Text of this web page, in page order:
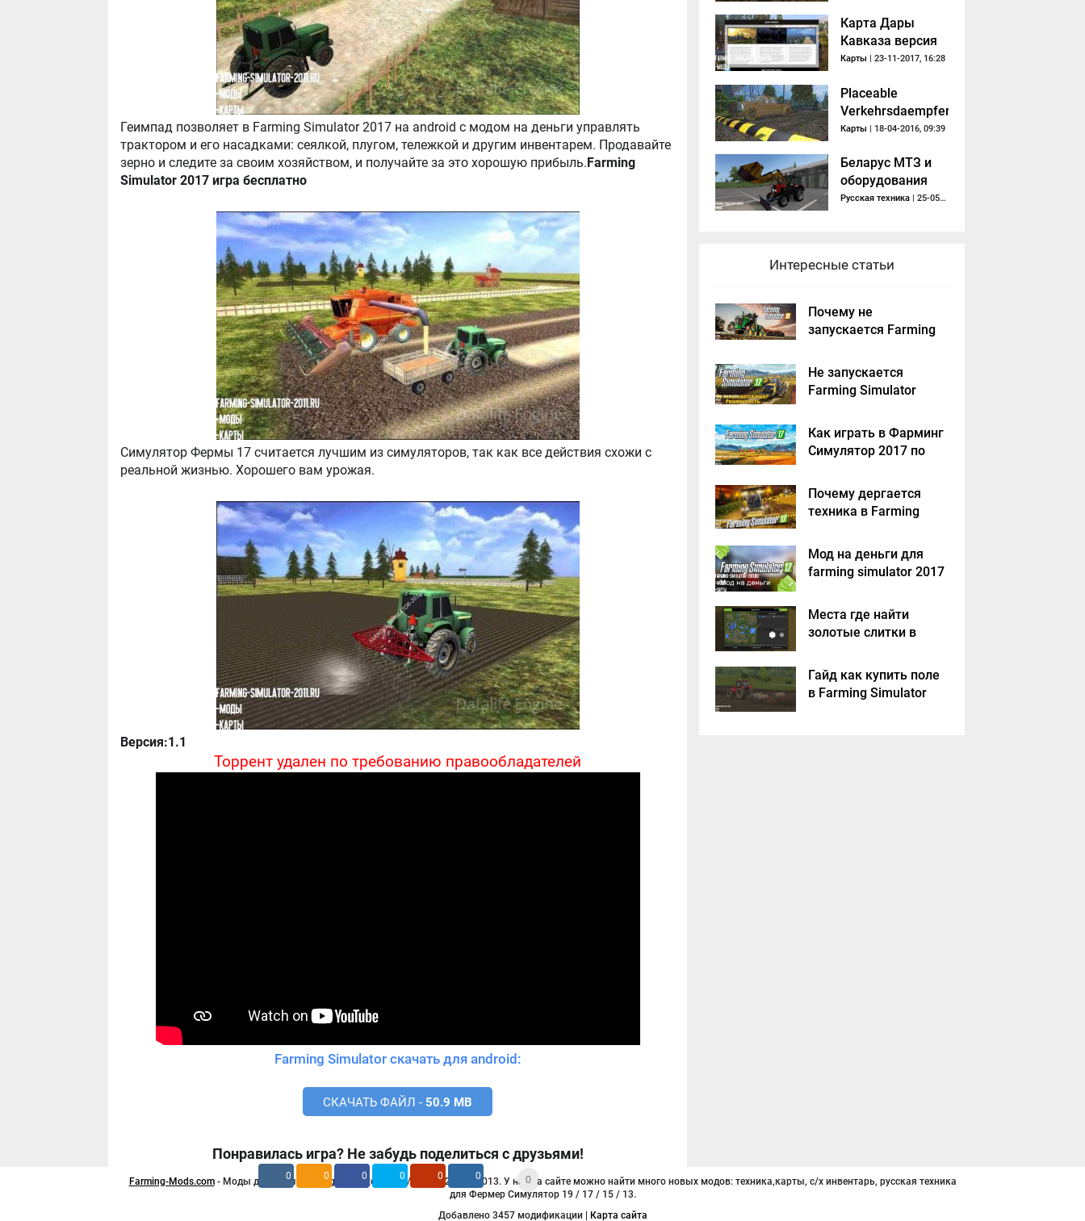
Геимпад позволяет в Farming Simulator 2017 на android с модом на деньги управлять
трактором и его насадками: сеялкой, плугом, тележкой и другим инвентарем. Продавайте
зерно и следите за своим хозяйством, и получайте за это хорошую прибыль. Farming
Simulator 2017 игра бесплатно
Симулятор Фермы 17 считается лучшим из симуляторов, так как все действия схожи с
реальной жизнью. Хорошего вам урожая.
Версия:1.1
Торрент удален по требованию правообладателей
Farming Simulator скачать для android:
СКАЧАТЬ ФАЙЛ - 50.9 MB
Понравилась игра? Не забудь поделиться с друзьями!
0 0 0 0 0 0 0
Карта Дары
Кавказа версия
1.5.3
Карты | 23-11-2017, 16:28
Placeable
Verkehrsdaempfer
Карты | 18-04-2016, 09:39
Беларус МТЗ и
оборудования
(v0.2 NezuZ)
Русская техника | 25-05-2018, 14:10
Интересные статьи
Почему не
запускается Farming
решение
Не запускается
Farming Simulator
Как играть в Фарминг
Симулятор 2017 по
Почему дергается
техника в Farming
Мод на деньги для
farming simulator 2017
Места где найти
золотые слитки в
2017?
Гайд как купить поле
в Farming Simulator
Farming-Mods.com- Моды для игры Farming Simulator 2019 / 2017 / 2015 / 2013. У нас на сайте можно найти много новых модов: техника,карты, с/х инвентарь, русская техника
для Фермер Симулятор 19 / 17 / 15 / 13.
Добавлено 3457 модификации |
Карта сайта